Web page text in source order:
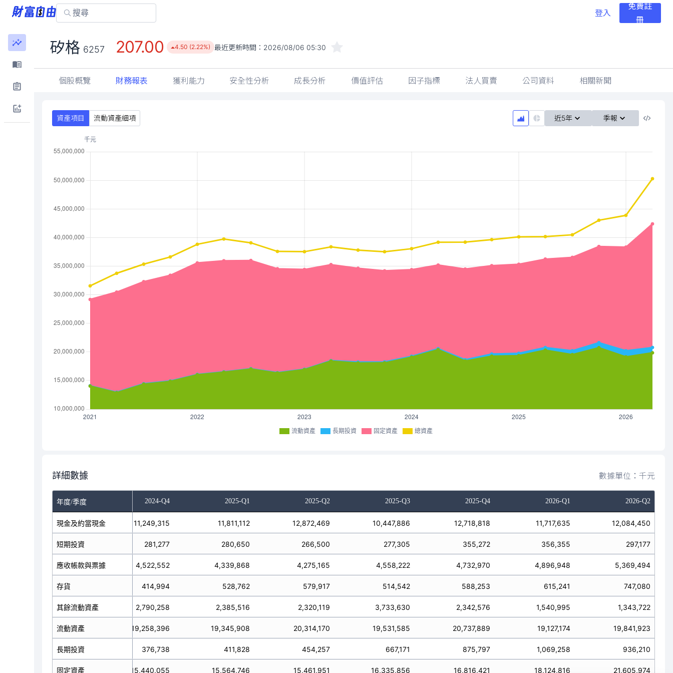
登入
免費註
冊
矽格 6257 207.00 4.50 (2.22%) 最近更新時間： 2026/08/06 05:30
個股概覽 財務報表 獲利能力 安全性分析 成長分析 價值評估 因子指標 法人買賣 公司資料 相關新聞
資產項目 流動資產細項 近5年 季報
流動資產 長期投資 固定資產 總資產
詳細數據 數據單位：千元
年度/季度
2024-Q3 2024-Q4 2025-Q1 2025-Q2 2025-Q3 2025-Q4 2026-Q1 2026-Q2
現金及約當現金
短期投資
應收帳款與票據
存貨
其餘流動資產
流動資產
長期投資
固定資產
10,859,733 11,249,315 11,811,112 12,872,469 10,447,886 12,718,818 11,717,635 12,084,450
332,293 281,277 280,650 266,500 277,305 355,272 356,355 297,177
4,379,091 4,522,552 4,339,868 4,275,165 4,558,222 4,732,970 4,896,948 5,369,494
434,150 414,994 528,762 579,917 514,542 588,253 615,241 747,080
2,409,687 2,790,258 2,385,516 2,320,119 3,733,630 2,342,576 1,540,995 1,343,722
18,414,954 19,258,396 19,345,908 20,314,170 19,531,585 20,737,889 19,127,174 19,841,923
217,387 376,738 411,828 454,257 667,171 875,797 1,069,258 936,210
15,857,180 15,440,055 15,564,746 15,461,951 16,335,856 16,816,421 18,124,816 21,605,974